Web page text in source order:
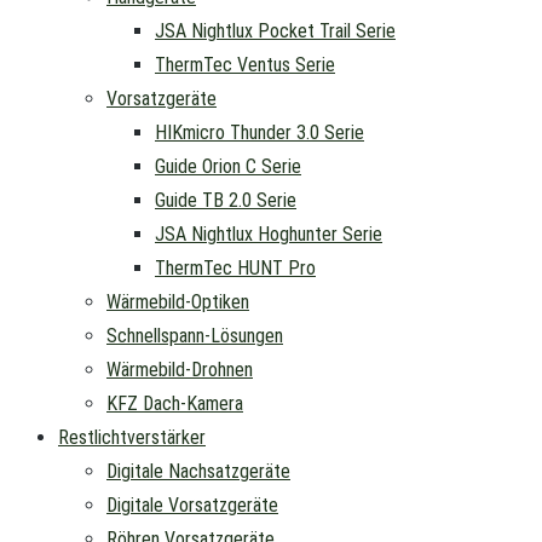
JSA Nightlux Pocket Trail Serie
ThermTec Ventus Serie
Vorsatzgeräte
HIKmicro Thunder 3.0 Serie
Guide Orion C Serie
Guide TB 2.0 Serie
JSA Nightlux Hoghunter Serie
ThermTec HUNT Pro
Wärmebild-Optiken
Schnellspann-Lösungen
Wärmebild-Drohnen
KFZ Dach-Kamera
Restlichtverstärker
Digitale Nachsatzgeräte
Digitale Vorsatzgeräte